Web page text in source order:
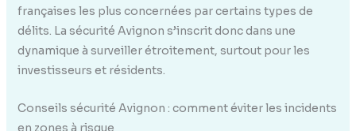
françaises les plus concernées par certains types de
délits. La sécurité Avignon s’inscrit donc dans une
dynamique à surveiller étroitement, surtout pour les
investisseurs et résidents.
Conseils sécurité Avignon : comment éviter les incidents
en zones à risque